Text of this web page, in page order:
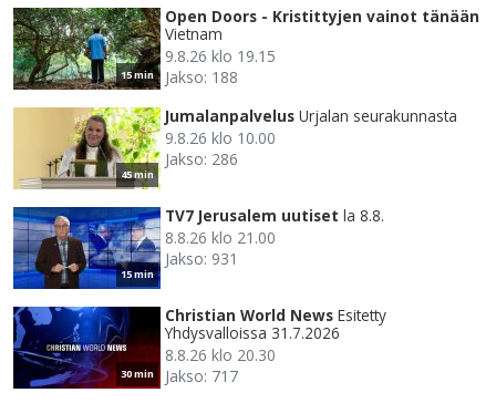
15 min
Open Doors - Kristittyjen vainot tänään
Vietnam
9.8.26 klo 19.15
Jakso: 188
45 min
Jumalanpalvelus Urjalan seurakunnasta
9.8.26 klo 10.00
Jakso: 286
15 min
TV7 Jerusalem uutiset la 8.8.
8.8.26 klo 21.00
Jakso: 931
30 min
Christian World News Esitetty
Yhdysvalloissa 31.7.2026
8.8.26 klo 20.30
Jakso: 717